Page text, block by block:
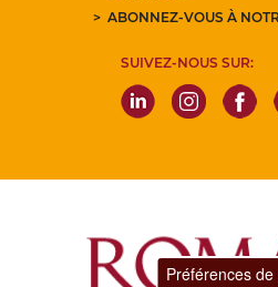
ABONNEZ-VOUS À
SUIVEZ-NOUS SUR:
Préférences